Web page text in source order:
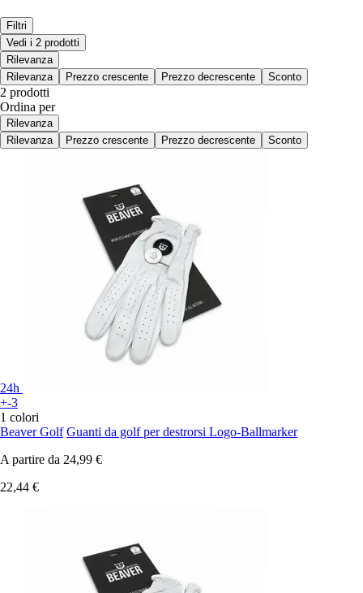
Filtri
Vedi i 2 prodotti
Rilevanza
Rilevanza
Prezzo crescente Prezzo decrescente Sconto
2 prodotti
Ordina per
Rilevanza
Rilevanza
Prezzo crescente Prezzo decrescente Sconto
24h
+-3
1 colori
Beaver Golf Guanti da golf per destrorsi Logo-Ballmarker
A partire da 24,99 €
22,44 €